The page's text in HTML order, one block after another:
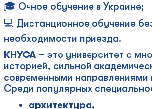
🎓 Очное обучение в Украине;
💻 Дистанционное обучение
необходимости приезда.
КНУСА– это университет с
историей, сильной
современными направлениями
Среди популярных
архитектура,